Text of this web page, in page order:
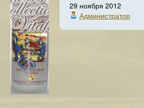
29 ноября 2012
Администратор